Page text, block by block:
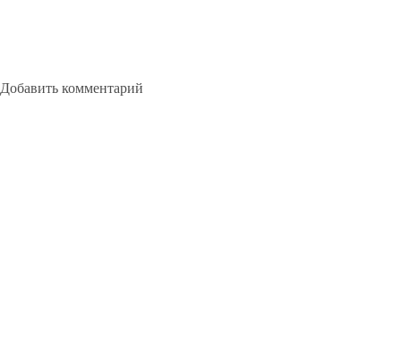
Добавить комментарий